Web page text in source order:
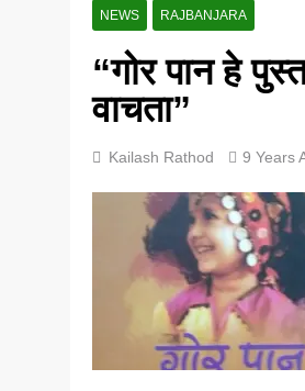
NEWS RAJBANJARA
“गोर पान हे
वाचता”
Kailash Rathod 9 Years